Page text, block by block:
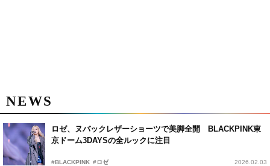
NEWS
ロゼ、ヌバックレザーショーツで美脚全開 BLACKPINK東
京ドーム3DAYSの全ルックに注目
#BLACKPINK #ロゼ 2026.02.03